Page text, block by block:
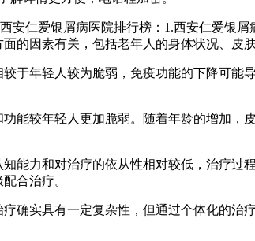
仁爱银屑病医院排行榜：1.西安仁爱银屑
的因素有关，包括老年人的身体状况、皮
年轻人较为脆弱，免疫功能的下降可能
较年轻人更加脆弱。随着年龄的增加，
力和对治疗的依从性相对较低，治疗过
合治疗。
实具有一定复杂性，但通过个体化的治疗